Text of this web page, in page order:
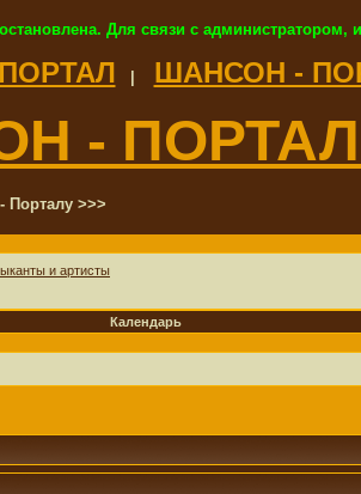
Для связи с администратором,
ШАНСОН -
-
Порталу >>>
и артисты
Календарь